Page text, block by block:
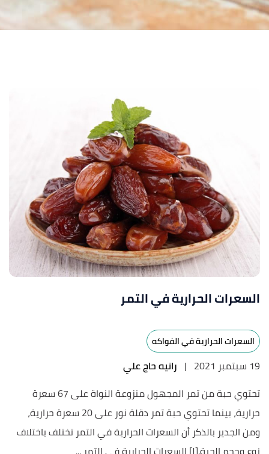
السعرات الحرارية في التمر
السعرات الحرارية في الفواكه
19 سبتمبر 2021 | رانيه حاج علي
تحتوي حبة من تمر المجهول منزوعة النواة على 67 سعرة
حرارية، بينما تحتوي حبة تمر دقلة نور على 20 سعرة حرارية،
ومن الجدير بالذكر أن السعرات الحرارية في التمر تختلف باختلاف